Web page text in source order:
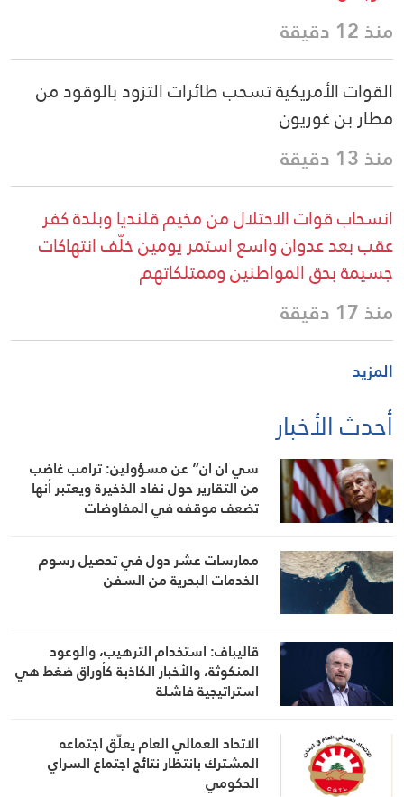
منذ 12 دقيقة
القوات الأمريكية تسحب طائرات التزود بالوقود من
مطار بن غوريون
منذ 13 دقيقة
انسحاب قوات الاحتلال من مخيم قلنديا وبلدة كفر
عقب بعد عدوان واسع استمر يومين خلّف انتهاكات
جسيمة بحق المواطنين وممتلكاتهم
منذ 17 دقيقة
المزيد
أحدث الأخبار
سي ان ان” عن مسؤولين: ترامب غاضب
من التقارير حول نفاد الذخيرة ويعتبر أنها
تضعف موقفه في المفاوضات
ممارسات عشر دول في تحصيل رسوم
الخدمات البحرية من السفن
قاليباف: استخدام الترهيب، والوعود
المنكوثة، والأخبار الكاذبة كأوراق ضغط هي
استراتيجية فاشلة
الاتحاد العمالي العام يعلّق اجتماعه
المشترك بانتظار نتائج اجتماع السراي
الحكومي